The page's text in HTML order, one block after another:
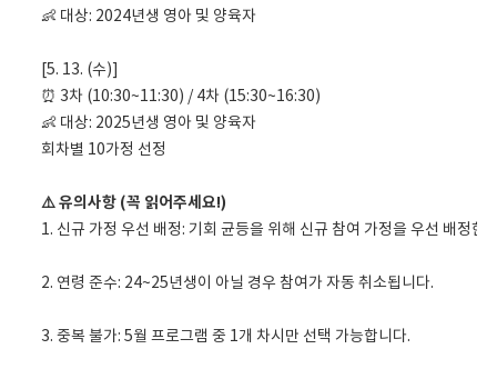
👶 대상: 2024년생 영아 및 양육자
[5. 13. (수)]
⏰ 3차 (10:30~11:30) / 4차 (15:30~16:30)
👶 대상: 2025년생 영아 및 양육자
회차별 10가정 선정
⚠️ 유의사항 (꼭 읽어주세요!)
1. 신규 가정 우선 배정: 기회 균등을 위해 신규 참여 가정을 우선 배정한
2. 연령 준수: 24~25년생이 아닐 경우 참여가 자동 취소됩니다.
3. 중복 불가: 5월 프로그램 중 1개 차시만 선택 가능합니다.